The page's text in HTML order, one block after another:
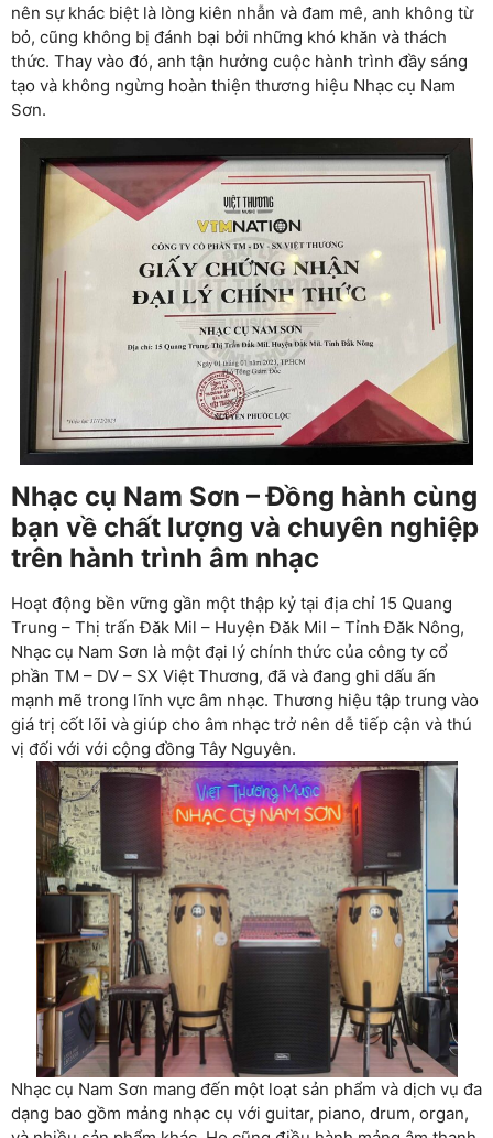
nên sự khác biệt là lòng kiên nhẫn và đam mê, anh không từ
bỏ, cũng không bị đánh bại bởi những khó khăn và thách
thức. Thay vào đó, anh tận hưởng cuộc hành trình đầy sáng
tạo và không ngừng hoàn thiện thương hiệu Nhạc cụ Nam
Sơn.
Nhạc cụ Nam Sơn – Đồng hành cùng
bạn về chất lượng và chuyên nghiệp
trên hành trình âm nhạc
Hoạt động bền vững gần một thập kỷ tại địa chỉ 15 Quang
Trung – Thị trấn Đăk Mil – Huyện Đăk Mil – Tỉnh Đăk Nông,
Nhạc cụ Nam Sơn là một đại lý chính thức của công ty cổ
phần TM – DV – SX Việt Thương, đã và đang ghi dấu ấn
mạnh mẽ trong lĩnh vực âm nhạc. Thương hiệu tập trung vào
giá trị cốt lõi và giúp cho âm nhạc trở nên dễ tiếp cận và thú
vị đối với với cộng đồng Tây Nguyên.
Nhạc cụ Nam Sơn mang đến một loạt sản phẩm và dịch vụ đa
dạng bao gồm mảng nhạc cụ với guitar, piano, drum, organ,